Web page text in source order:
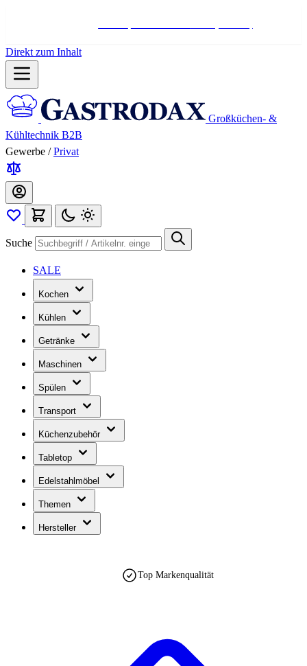
Direkt zum Inhalt
Großküchen- &
Kühltechnik B2B
Gewerbe / Privat
Suche
SALE
Kochen
Kühlen
Getränke
Maschinen
Spülen
Transport
Küchenzubehör
Tabletop
Edelstahlmöbel
Themen
Hersteller
Top Markenqualität